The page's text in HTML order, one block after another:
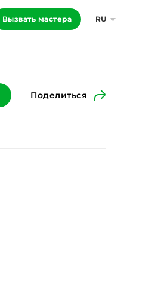
Вызвать мастера RU
Поделиться